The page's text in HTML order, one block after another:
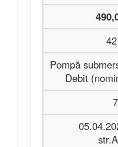
Pompă
Debit